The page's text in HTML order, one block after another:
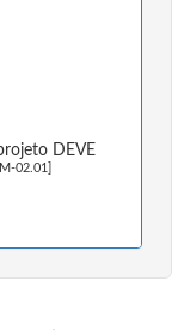
DEVE
02.01]